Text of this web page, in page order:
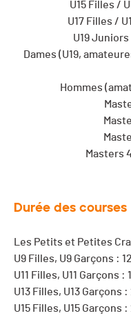
U15 Filles /
U17 Filles /
U19
Dames (U19,
Hommes
Masters
Durée des courses
Les Petits et Petites
U9 Filles, U9 Garçons :
U11 Filles, U11 Garçons
U13 Filles, U13
U15 Filles, U15